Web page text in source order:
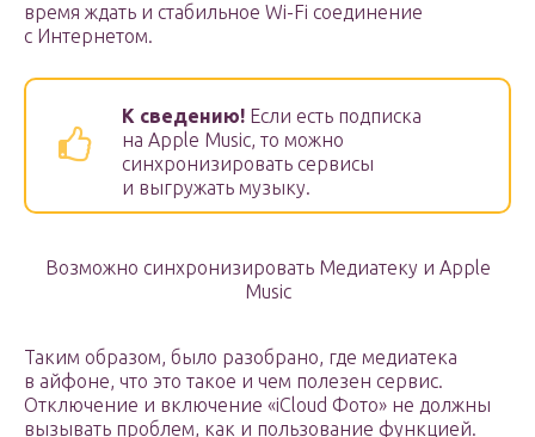
время ждать и стабильное Wi-Fi соединение
с Интернетом.
К сведению! Если есть подписка
на Apple Music, то можно
синхронизировать сервисы
и выгружать музыку.
Возможно синхронизировать Медиатеку и Apple
Music
Таким образом, было разобрано, где медиатека
в айфоне, что это такое и чем полезен сервис.
Отключение и включение «iCloud Фото» не должны
вызывать проблем, как и пользование функцией.